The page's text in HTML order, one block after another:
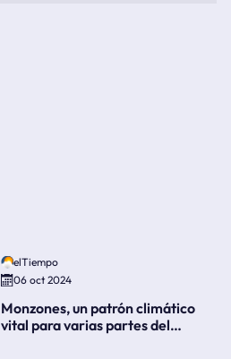
elTiempo
06 oct 2024
Monzones, un patrón climático
vital para varias partes del